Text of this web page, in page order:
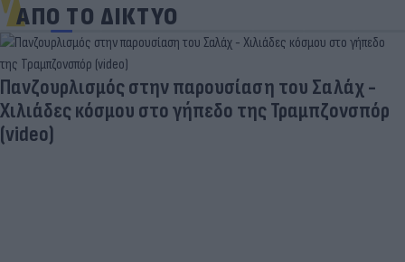
ΑΠΟ ΤΟ ΔΙΚΤΥΟ
Πανζουρλισμός στην παρουσίαση του Σαλάχ -
Χιλιάδες κόσμου στο γήπεδο της Τραμπζονσπόρ
(video)